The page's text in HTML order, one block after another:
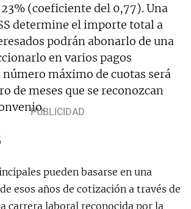
(coeficiente del 0,77). Una
determine el importe total a
podrán abonarlo de una
en varios pagos
número máximo de cuotas será
de meses que se reconozcan
pueden basarse en una
de esos años de cotización a través de
carrera laboral reconocida por la